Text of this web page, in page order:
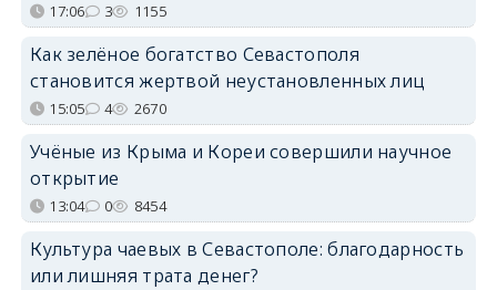
17:06 3 1155
Как зелёное богатство Севастополя
становится жертвой неустановленных лиц
15:05 4 2670
Учёные из Крыма и Кореи совершили научное
открытие
13:04 0 8454
Культура чаевых в Севастополе: благодарность
или лишняя трата денег?